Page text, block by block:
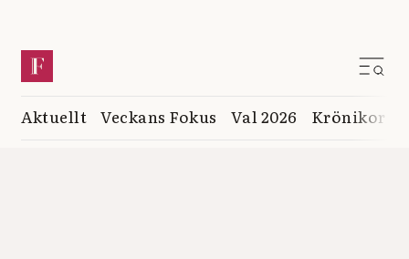
Aktuellt Veckans Fokus Val 2026 Krönikor